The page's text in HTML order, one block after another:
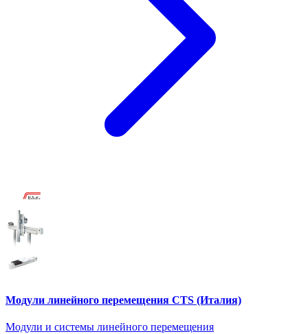
Модули линейного перемещения CTS (Италия)
Модули и системы линейного перемещения